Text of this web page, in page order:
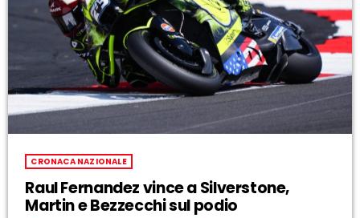
CRONACA NAZIONALE
Raul Fernandez vince a Silverstone,
Martin e Bezzecchi sul podio